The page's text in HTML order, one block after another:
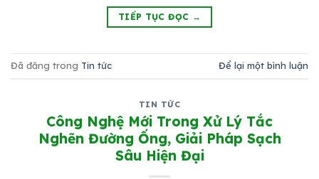
TIẾP TỤC ĐỌC →
Đã đăng trong Tin tức Để lại một bình luận
TIN TỨC
Công Nghệ Mới Trong Xử Lý Tắc
Nghẽn Đường Ống, Giải Pháp Sạch
Sâu Hiện Đại